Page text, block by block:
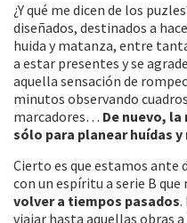
¿Y qué me dicen de los
diseñados, destinados a
huida y matanza, entre
a estar presentes y se
aquella sensación de
minutos observando
marcadores… De nuevo,
sólo para planear huídas
Cierto es que estamos ante
con un espíritu a serie B que
volver a tiempos pasados.
viajar hasta aquellas obras